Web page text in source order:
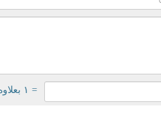
= ۱ بعلاوه ۳